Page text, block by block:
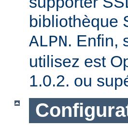
bibliothèque
ALPN. Enfin,
utilisez est
1.0.2. ou